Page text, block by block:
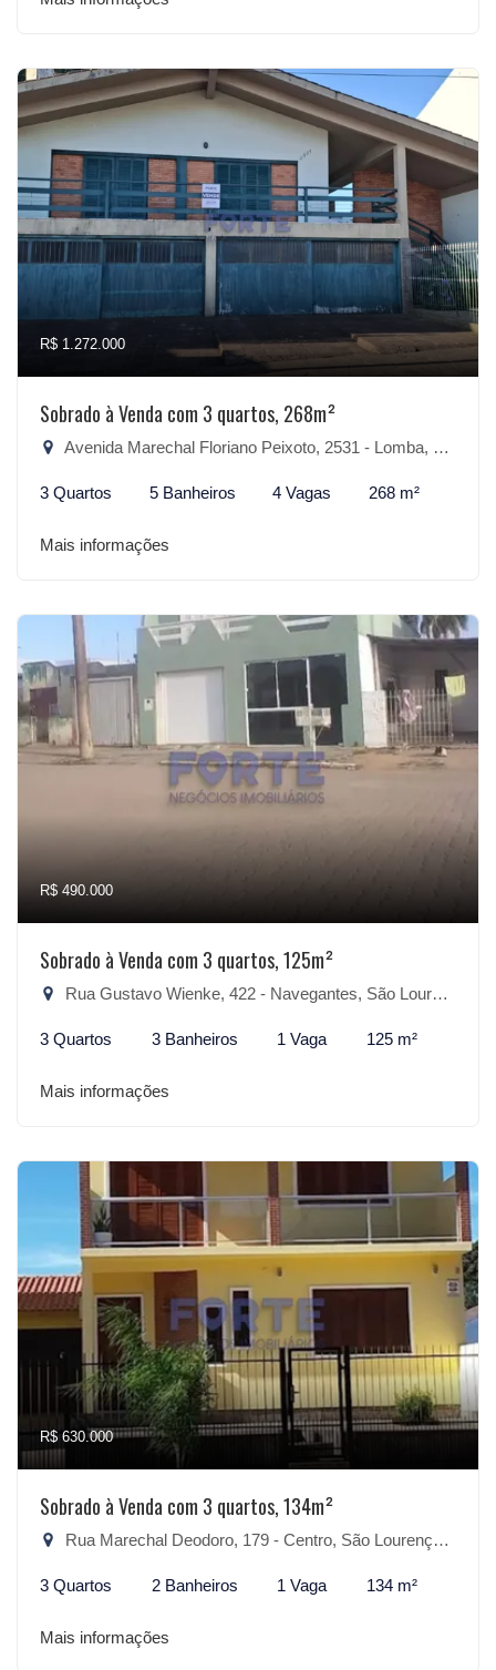
R$ 1.272.000
Sobrado à Venda com 3 quartos, 268m²
Avenida Marechal Floriano Peixoto, 2531 - Lomba, São Lourenço do Sul-RS
3 Quartos 5 Banheiros 4 Vagas 268 m²
Mais informações
R$ 490.000
Sobrado à Venda com 3 quartos, 125m²
Rua Gustavo Wienke, 422 - Navegantes, São Lourenço do Sul-RS
3 Quartos 3 Banheiros 1 Vaga 125 m²
Mais informações
R$ 630.000
Sobrado à Venda com 3 quartos, 134m²
Rua Marechal Deodoro, 179 - Centro, São Lourenço do Sul-RS
3 Quartos 2 Banheiros 1 Vaga 134 m²
Mais informações